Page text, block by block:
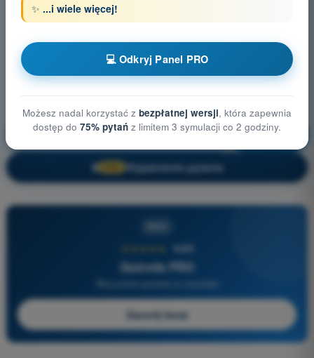
Ograniczenia przestrzeni powietrznej Trening!
🔒 Wyjaśnienie pytania
4,6/5
Quizvds PRO
Zacznij teraz
✨ ...i wiele więcej!
💻 Odkryj Panel PRO
Możesz nadal korzystać z bezpłatnej wersji, która zapewnia
dostęp do 75% pytań z limitem 3 symulacji co 2 godziny.